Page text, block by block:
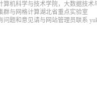
算机科学与技术学院，大数据技
群与网格计算湖北省重点实验室
问题和意见请与网站管理员联系